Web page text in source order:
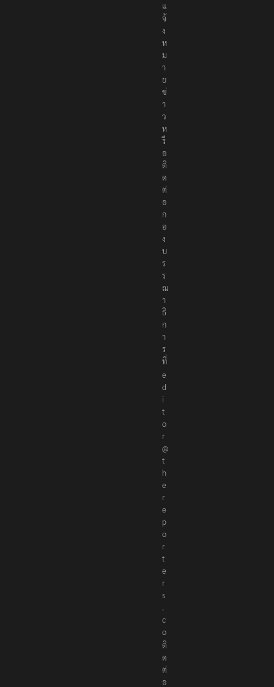
แ
จ้
ง
ห
ม
า
ย
ข่
า
ว
ห
รื
อ
ติ
ด
ต่
อ
ก
อ
ง
บ
ร
ร
ณ
า
ธิ
ก
า
ร
ที่
e
d
i
t
o
r
@
t
h
e
r
e
p
o
r
t
e
r
s
.
c
o
ติ
ด
ต่
อ